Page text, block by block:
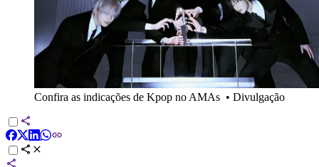
Confira as indicações de Kpop no AMAs • Divulgação